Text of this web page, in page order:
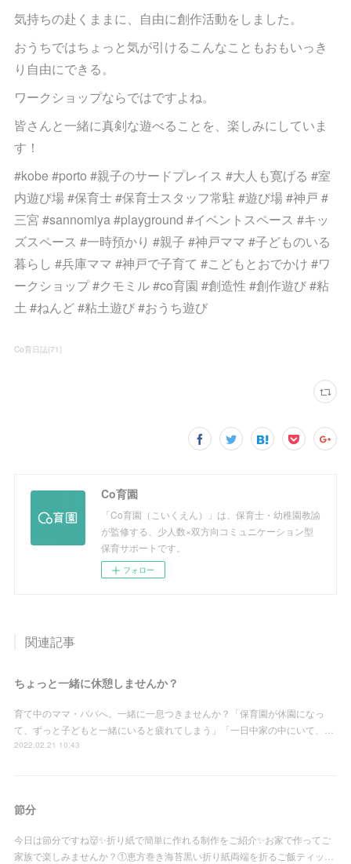
気持ちの赴くままに、自由に創作活動をしました。
おうちではちょっと気が引けるこんなこともおもいっき
り自由にできる。
ワークショップならではですよね。
皆さんと一緒に真剣な遊べることを、楽しみにしていま
す！
#kobe #porto #親子のサードプレイス #大人も寛げる #室
内遊び場 #保育士 #保育士スタッフ常駐 #遊び場 #神戸 #
三宮 #sannomiya #playground #イベントスペース #キッ
ズスペース #一時預かり #親子 #神戸ママ #子どものいる
暮らし #兵庫ママ #神戸で子育て #こどもとおでかけ #ワ
ークショップ #クモミル #co育園 #創造性 #創作遊び #粘
土 #ねんど #粘土遊び #おうち遊び
Co育日誌(71)
Co育園
「Co育園（こいくえん）」は、保育士・幼稚園教諭
が監修する、少人数×双方向コミュニケーション型
保育サポートです。
フォロー
関連記事
ちょっと一緒に休憩しませんか？
育て中のママ・パパへ。一緒に一息つきませんか？「保育園が休園になっ
て、ずっと子どもと一緒にいると疲れてしまう」「一日中家の中にいて、…
2022.02.21 10:43
節分
今日は節分ですね👹✨折り紙で簡単に作れる制作をご紹介✨お家で作ってご
家族で楽しみませんか？①恵方巻き海苔黒い折り紙両端を折るご飯ティッ…